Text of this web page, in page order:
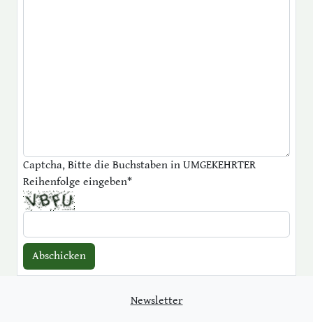
Captcha, Bitte die Buchstaben in UMGEKEHRTER
Reihenfolge eingeben*
Newsletter